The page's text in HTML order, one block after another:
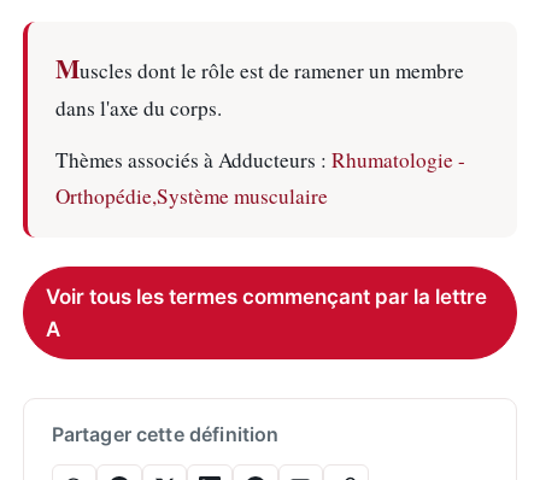
Muscles dont le rôle est de ramener un membre
dans l'axe du corps.
Thèmes associés à Adducteurs : Rhumatologie -
Orthopédie,Système musculaire
Voir tous les termes commençant par la lettre
A
Partager cette définition